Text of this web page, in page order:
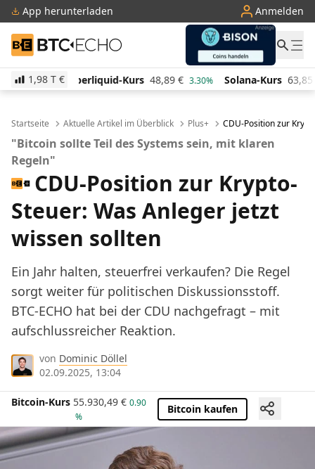
App herunterladen Anmelden
BTC-ECHO
1,98 T €
Kurs 48,89 3.30% Solana-Kurs 63,85 € 0.50% TRON-Kurs
Startseite Aktuelle Artikel im Überblick Plus+ CDU-Position zur
"Bitcoin sollte Teil des Systems sein, mit klaren
Regeln"
CDU-Position zur Krypto-
Steuer: Was Anleger jetzt
wissen sollten
Ein Jahr halten, steuerfrei verkaufen? Die Regel
sorgt weiter für politischen Diskussionsstoff.
BTC-ECHO hat bei der CDU nachgefragt – mit
aufschlussreicher Reaktion.
von Dominic Döllel
02.09.2025, 13:04
Bitcoin-Kurs 55.930,49 € 0.90
%
Bitcoin kaufen